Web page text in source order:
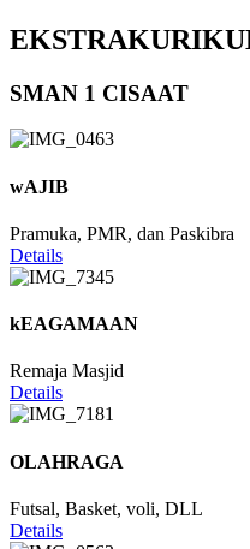
SMAN 1 CISAAT
wAJIB
Pramuka, PMR, dan Paskibra
Details
kEAGAMAAN
Remaja Masjid
Details
OLAHRAGA
Futsal, Basket, voli, DLL
Details